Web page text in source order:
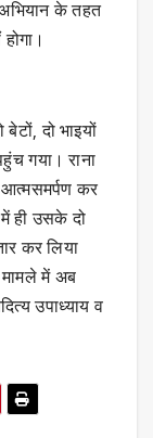
अभियान के तहत
दो भाइयों
गया। राना
आत्मसमर्पण कर
ही उसके दो
कर लिया
में अब
उपाध्याय व